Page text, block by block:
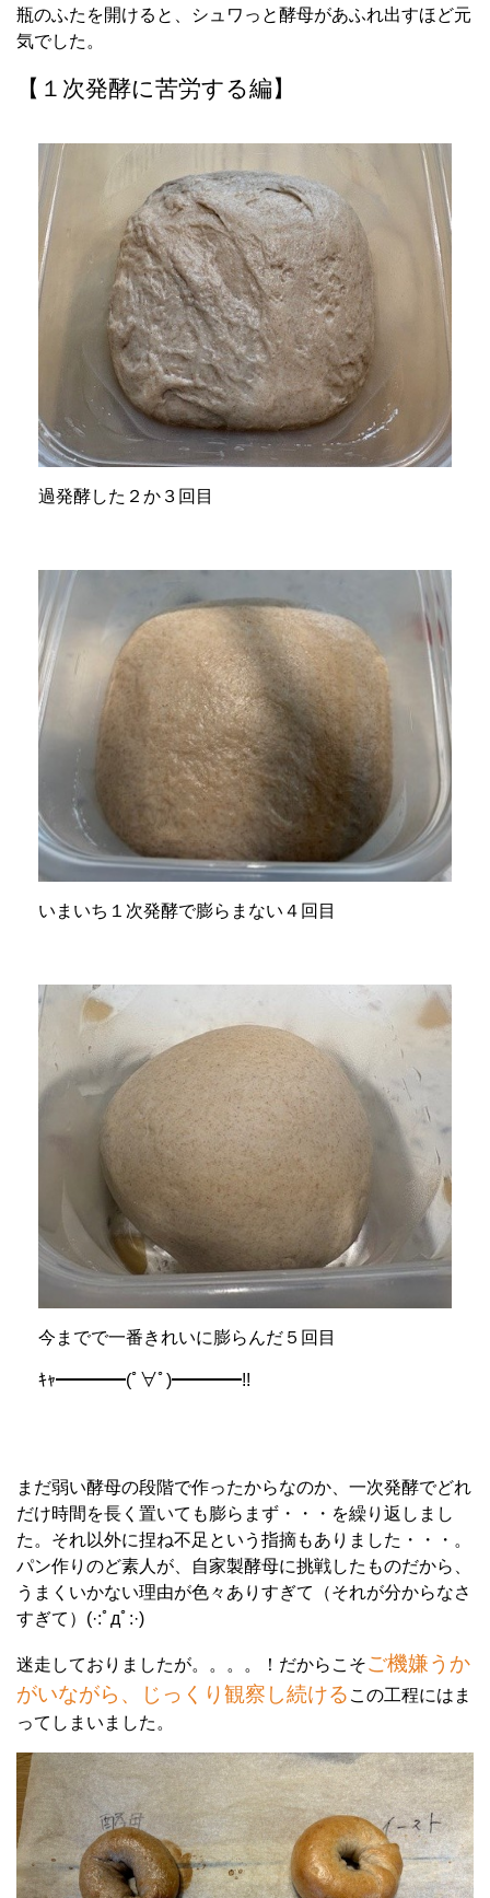
瓶のふたを開けると、シュワっと酵母があふれ出すほど元
気でした。
【１次発酵に苦労する編】
過発酵した２か３回目
いまいち１次発酵で膨らまない４回目
今までで一番きれいに膨らんだ５回目
ｷｬ━━━━(ﾟ∀ﾟ)━━━━!!
まだ弱い酵母の段階で作ったからなのか、一次発酵でどれ
だけ時間を長く置いても膨らまず・・・を繰り返しまし
た。それ以外に捏ね不足という指摘もありました・・・。
パン作りのど素人が、自家製酵母に挑戦したものだから、
うまくいかない理由が色々ありすぎて（それが分からなさ
すぎて） (·:ﾟдﾟ:·)
迷走しておりましたが。。。。！だからこそご機嫌うか
がいながら、じっくり観察し続ける この工程にはま
ってしまいました。